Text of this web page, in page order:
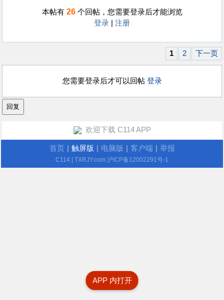
本帖有 26个回帖，您需要登录后才能浏览
登录
注册
1 2 下一页
您需要登录后才可以回帖 登录
APP 内打开
欢迎下载 C114 APP
首页 触屏版 电脑版 客户端 举报
C114 | TXRJY.com 沪ICP备12002291号-1